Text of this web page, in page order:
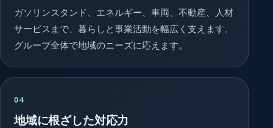
ガソリンスタンド、エネルギー、車両、不動産、人材
サービスまで、暮らしと事業活動を幅広く支えます。
グループ全体で地域のニーズに応えます。
04
地域に根ざした対応力